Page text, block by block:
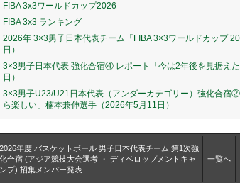
FIBA 3x3ワールドカップ2026
FIBA 3x3 ランキング
2026年 3×3男子日本代表チーム「FIBA 3×3ワールドカップ
日）
3×3男子日本代表 強化合宿④ レポート「今は2年後を見据え
日）
3×3男子U23/U21日本代表（アンダーカテゴリー）強化合宿
ら楽しい」楠本兼伸選手（2026年5月11日）
2026年度 バスケットボール 男子日本代表チーム 第1次強
化合宿 (アジア競技大会選考 ・ ディベロップメントキャ
ンプ) 招集メンバー発表
一覧へ